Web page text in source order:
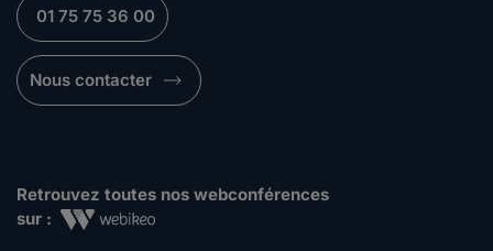
01 75 75 36 00
Nous contacter
Retrouvez toutes nos webconférences
sur :